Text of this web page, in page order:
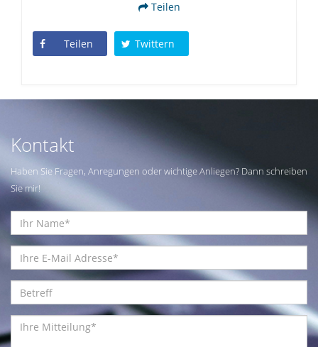
Teilen
Teilen Twittern
Kontakt
Haben Sie Fragen, Anregungen oder wichtige Anliegen? Dann schreiben
Sie mir!